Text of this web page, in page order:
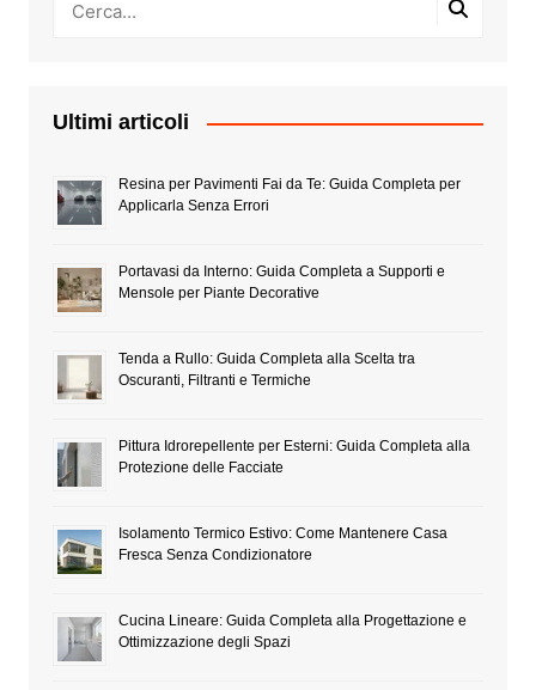
Ultimi articoli
Resina per Pavimenti Fai da Te: Guida Completa per
Applicarla Senza Errori
Portavasi da Interno: Guida Completa a Supporti e
Mensole per Piante Decorative
Tenda a Rullo: Guida Completa alla Scelta tra
Oscuranti, Filtranti e Termiche
Pittura Idrorepellente per Esterni: Guida Completa alla
Protezione delle Facciate
Isolamento Termico Estivo: Come Mantenere Casa
Fresca Senza Condizionatore
Cucina Lineare: Guida Completa alla Progettazione e
Ottimizzazione degli Spazi